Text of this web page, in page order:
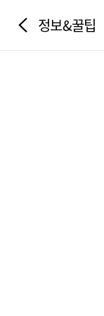
정보&꿀팁